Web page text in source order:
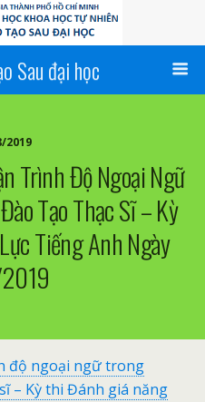
Sau đại học
2019
Trình Độ Ngoại Ngữ
Tạo Thạc Sĩ – Kỳ
Tiếng Anh Ngày
độ ngoại ngữ trong
– Kỳ thi Đánh giá năng